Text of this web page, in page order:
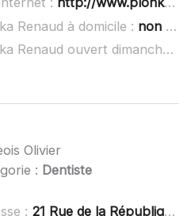
Renaud à domicile : non renseigné
Plonka Renaud ouvert dimanche :
Olivier
: Dentiste
: 21 Rue de la République, 67720 Hœrdt